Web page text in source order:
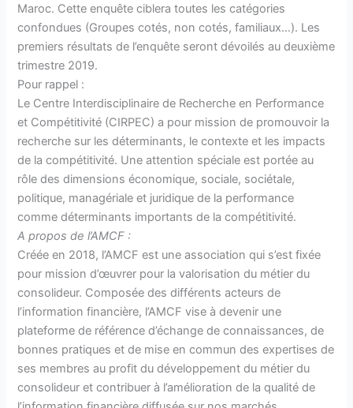
Maroc. Cette enquête ciblera toutes les catégories
confondues (Groupes cotés, non cotés, familiaux…). Les
premiers résultats de l’enquête seront dévoilés au deuxième
trimestre 2019.
Pour rappel :
Le Centre Interdisciplinaire de Recherche en Performance
et Compétitivité (CIRPEC) a pour mission de promouvoir la
recherche sur les déterminants, le contexte et les impacts
de la compétitivité. Une attention spéciale est portée au
rôle des dimensions économique, sociale, sociétale,
politique, managériale et juridique de la performance
comme déterminants importants de la compétitivité.
A propos de l’AMCF :
Créée en 2018, l’AMCF est une association qui s’est fixée
pour mission d’œuvrer pour la valorisation du métier du
consolideur. Composée des différents acteurs de
l’information financière, l’AMCF vise à devenir une
plateforme de référence d’échange de connaissances, de
bonnes pratiques et de mise en commun des expertises de
ses membres au profit du développement du métier du
consolideur et contribuer à l’amélioration de la qualité de